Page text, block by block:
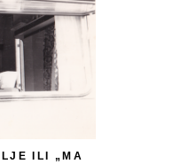
ILI „MA